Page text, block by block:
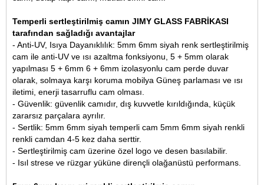
Temperli sertleştirilmiş camın JIMY GLASS FABRİKASI
tarafından sağladığı avantajlar
- Anti-UV, Isıya Dayanıklılık: 5mm 6mm siyah renk sertleştirilmiş
cam ile anti-UV ve ısı azaltma fonksiyonu, 5 + 5mm olarak
yapılması 5 + 6mm 6 + 6mm izolasyonlu cam perde duvar
olarak, solmaya karşı koruma mobilya Güneş parlaması ve ısı
iletimi, enerji tasarruflu cam olması.
- Güvenlik: güvenlik camıdır, dış kuvvetle kırıldığında, küçük
zararsız parçalara ayrılır.
- Sertlik: 5mm 6mm siyah temperli cam 5mm 6mm siyah renkli
renkli camdan 4-5 kez daha serttir.
- Sertleştirilmiş cam üzerine özel logo ve desen basılabilir.
- Isıl strese ve rüzgar yüküne dirençli olağanüstü performans.